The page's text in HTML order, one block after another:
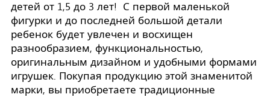
детей от 1,5 до 3 лет! С первой маленькой
фигурки и до последней большой детали
ребенок будет увлечен и восхищен
разнообразием, функциональностью,
оригинальным дизайном и удобными формами
игрушек. Покупая продукцию этой знаменитой
марки, вы приобретаете традиционные